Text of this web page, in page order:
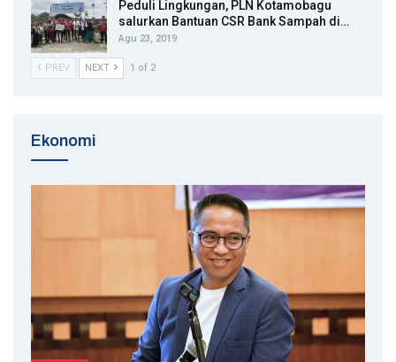
Peduli Lingkungan, PLN Kotamobagu
salurkan Bantuan CSR Bank Sampah di…
Agu 23, 2019
PREV NEXT 1 of 2
Ekonomi